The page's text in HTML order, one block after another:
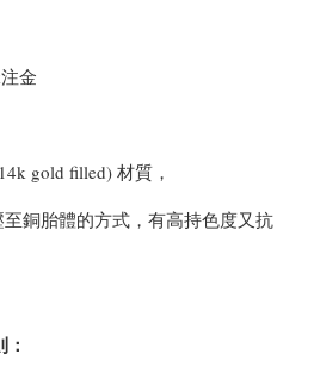
金
gold filled) 材質，
銅胎體的方式，有高持色度又抗